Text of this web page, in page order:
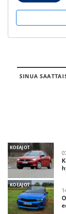
SINUA
KOEAJOT
KOEAJOT